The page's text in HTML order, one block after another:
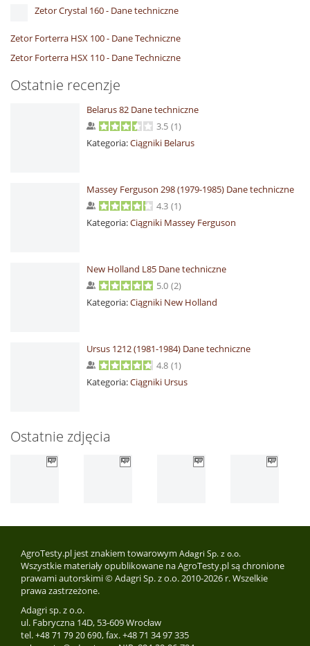
Zetor Crystal 160 - Dane techniczne
Zetor Forterra HSX 100 - Dane Techniczne
Zetor Forterra HSX 110 - Dane Techniczne
Ostatnie recenzje
Belarus 82 Dane techniczne
3.5 (1)
Kategoria:Ciągniki Belarus
Massey Ferguson 298 (1979-1985) Dane techniczne
4.3 (1)
Kategoria:Ciągniki Massey Ferguson
New Holland L85 Dane techniczne
5.0 (2)
Kategoria:Ciągniki New Holland
Ursus 1212 (1981-1984) Dane techniczne
4.8 (1)
Kategoria:Ciągniki Ursus
Ostatnie zdjęcia
AgroTesty.pl jest znakiem towarowym Adagri Sp. z o.o.
Wszystkie materiały opublikowane na AgroTesty.pl są chronione
prawami autorskimi © Adagri Sp. z o.o. 2010-2026 r. Wszelkie
prawa zastrzeżone.
Adagri sp. z o.o.
ul. Fabryczna 14D, 53-609 Wrocław
tel.+48 71 79 20 690, fax. +48 71 34 97 335